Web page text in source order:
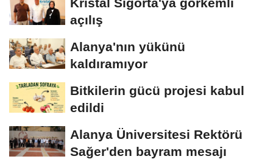
açılış
Alanya'nın yükünü
kaldıramıyor
Bitkilerin gücü projesi kabul
edildi
Alanya Üniversitesi Rektörü
Sağer'den bayram mesajı